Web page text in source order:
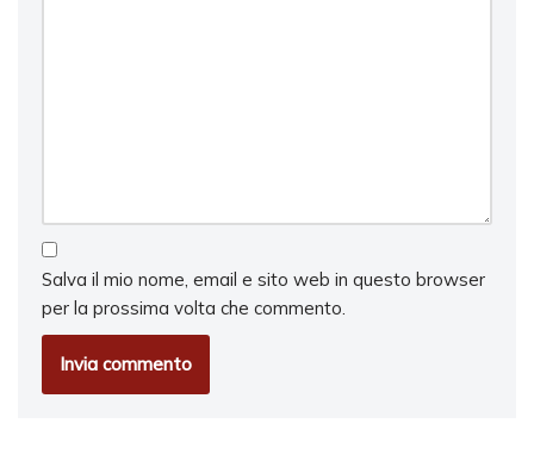
Salva il mio nome, email e sito web in questo browser
per la prossima volta che commento.